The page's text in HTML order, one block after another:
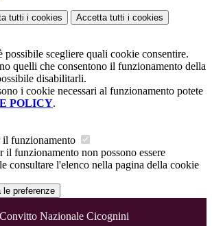
tutti i cookies Accetta tutti i cookies
possibile scegliere quali cookie consentire.
quelli che consentono il funzionamento della
disabilitarli.
i cookie necessari al funzionamento potete
POLICY.
il funzionamento
il funzionamento non possono essere
consultare l'elenco nella pagina della cookie
le preferenze
Convitto Nazionale Cicognini